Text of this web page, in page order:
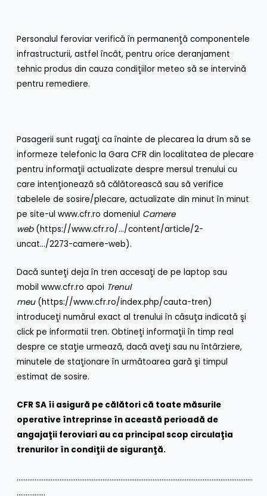
Personalul feroviar verifică în permanenţă componentele
infrastructurii, astfel încât, pentru orice deranjament
tehnic produs din cauza condiţiilor meteo să se intervină
pentru remediere.
Pasagerii sunt rugaţi ca înainte de plecarea la drum să se
informeze telefonic la Gara CFR din localitatea de plecare
pentru informaţii actualizate despre mersul trenului cu
care intenţionează să călătorească sau să verifice
tabelele de sosire/plecare, actualizate din minut în minut
pe site-ulwww.cfr.ro domeniul Camere
web(https://www.cfr.ro/…/content/article/2-
uncat…/2273-camere-web).
Dacă sunteţi deja în tren accesaţi de pe laptop sau
mobilwww.cfr.ro apoi Trenul
meu(https://www.cfr.ro/index.php/cauta-tren)
introduceţi numărul exact al trenului în căsuţa indicată şi
click pe informatii tren. Obtineţi informaţii în timp real
despre ce staţie urmează, dacă aveţi sau nu întârziere,
minutele de staţionare în următoarea gară şi timpul
estimat de sosire.
CFR SA îi asigură pe călători că toate măsurile
operative întreprinse în această perioadă de
angajaţii feroviari au ca principal scop circulaţia
trenurilor în condiţii de siguranţă.
……………………………………………………………………………………………………………………
…………….